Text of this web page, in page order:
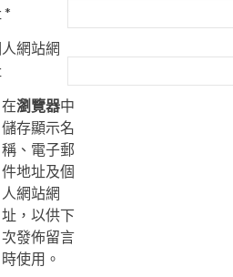
*
網站網
在瀏覽器中
儲存顯示名
稱、電子郵
件地址及個
人網站網
址，以供下
次發佈留言
時使用。